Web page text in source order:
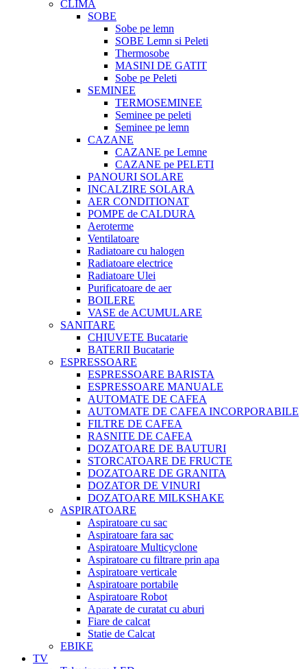
CLIMA
SOBE
Sobe pe lemn
SOBE Lemn si Peleti
Thermosobe
MASINI DE GATIT
Sobe pe Peleti
SEMINEE
TERMOSEMINEE
Seminee pe peleti
Seminee pe lemn
CAZANE
CAZANE pe Lemne
CAZANE pe PELETI
PANOURI SOLARE
INCALZIRE SOLARA
AER CONDITIONAT
POMPE de CALDURA
Aeroterme
Ventilatoare
Radiatoare cu halogen
Radiatoare electrice
Radiatoare Ulei
Purificatoare de aer
BOILERE
VASE de ACUMULARE
SANITARE
CHIUVETE Bucatarie
BATERII Bucatarie
ESPRESSOARE
ESPRESSOARE BARISTA
ESPRESSOARE MANUALE
AUTOMATE DE CAFEA
AUTOMATE DE CAFEA INCORPORABILE
FILTRE DE CAFEA
RASNITE DE CAFEA
DOZATOARE DE BAUTURI
STORCATOARE DE FRUCTE
DOZATOARE DE GRANITA
DOZATOR DE VINURI
DOZATOARE MILKSHAKE
ASPIRATOARE
Aspiratoare cu sac
Aspiratoare fara sac
Aspiratoare Multicyclone
Aspiratoare cu filtrare prin apa
Aspiratoare verticale
Aspiratoare portabile
Aspiratoare Robot
Aparate de curatat cu aburi
Fiare de calcat
Statie de Calcat
EBIKE
TV